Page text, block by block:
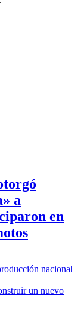
a
en
nacional
un nuevo